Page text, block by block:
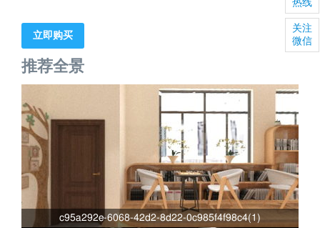
立即购买
推荐全景
c95a292e-6068-42d2-8d22-0c985f4f98c4(1)
热线
关注
微信